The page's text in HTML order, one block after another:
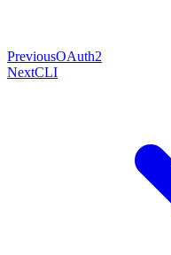
PreviousOAuth2
NextCLI